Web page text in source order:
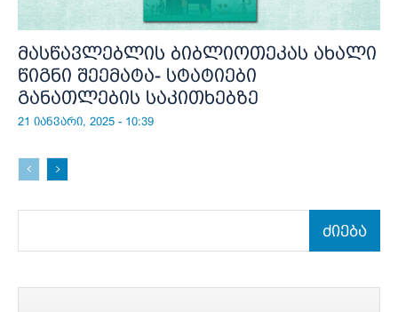
მასწავლებლის ბიბლიოთეკას ახალი
წიგნი შეემატა- სტატიები
განათლების საკითხებზე
21 იანვარი, 2025 - 10:39
ძიება